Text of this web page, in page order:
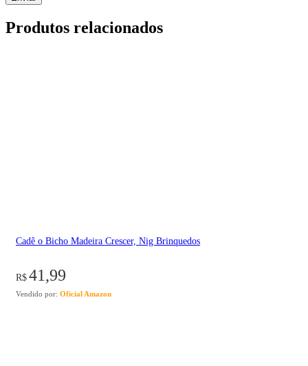
Produtos relacionados
Cadê o Bicho Madeira Crescer, Nig Brinquedos
R$ 41,99
Vendido por: Oficial Amazon